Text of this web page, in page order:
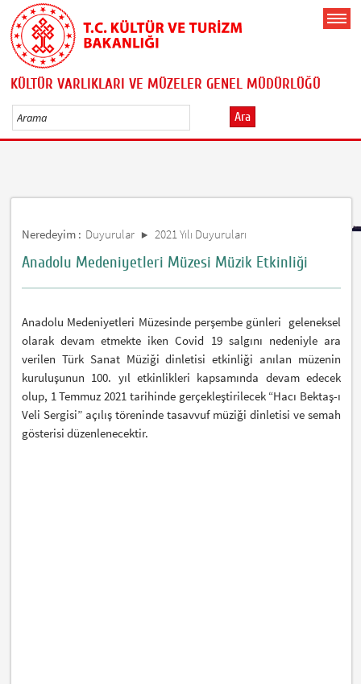
KÜLTÜR VARLIKLARI VE MÜZELER GENEL MÜDÜRLÜĞÜ
Ara
Neredeyim : Duyurular 2021 Yılı Duyuruları
Anadolu Medeniyetleri Müzesi Müzik Etkinliği
Anadolu Medeniyetleri Müzesinde perşembe günleri geleneksel
olarak devam etmekte iken Covid 19 salgını nedeniyle ara
verilen Türk Sanat Müziği dinletisi etkinliği anılan müzenin
kuruluşunun 100. yıl etkinlikleri kapsamında devam edecek
olup, 1 Temmuz 2021 tarihinde gerçekleştirilecek “Hacı Bektaş-ı
Veli Sergisi” açılış töreninde tasavvuf müziği dinletisi ve semah
gösterisi düzenlenecektir.